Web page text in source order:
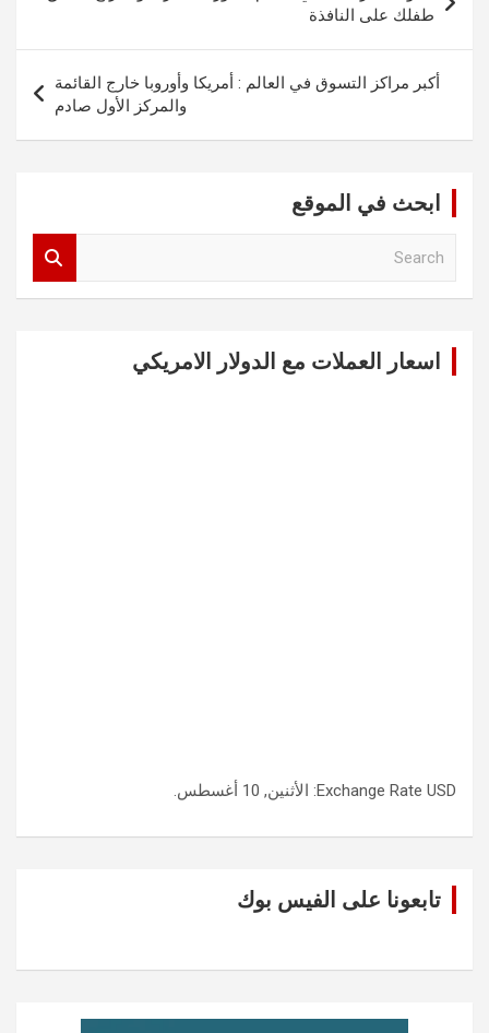
المقالات
طفلك على النافذة
أكبر مراكز التسوق في العالم : أمريكا وأوروبا خارج القائمة
والمركز الأول صادم
ابحث في الموقع
اسعار العملات مع الدولار الامريكي
Exchange Rate USD : الأثنين, 10 أغسطس.
تابعونا على الفيس بوك